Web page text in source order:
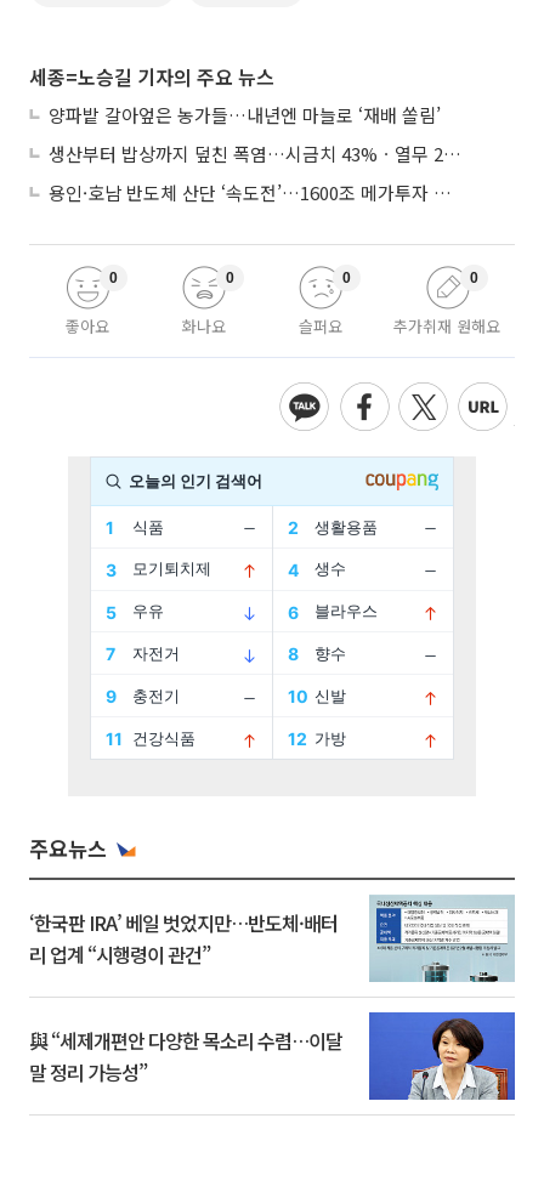
세종=노승길 기자의 주요 뉴스
양파밭 갈아엎은 농가들…내년엔 마늘로 ‘재배 쏠림’
생산부터 밥상까지 덮친 폭염…시금치 43%ㆍ열무 28% 급등
용인·호남 반도체 산단 ‘속도전’…1600조 메가투자 이행 총력
좋아요
0
화나요
0
슬퍼요
0
추가취재 원해요
0
주요뉴스
‘한국판 IRA’ 베일 벗었지만…반도체·배터
리 업계 “시행령이 관건”
與 “세제개편안 다양한 목소리 수렴…이달
말 정리 가능성”